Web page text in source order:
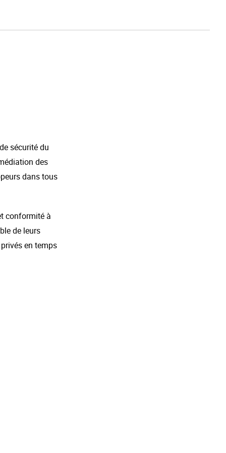
sécurité du
des
dans tous
conformité à
de leurs
en temps